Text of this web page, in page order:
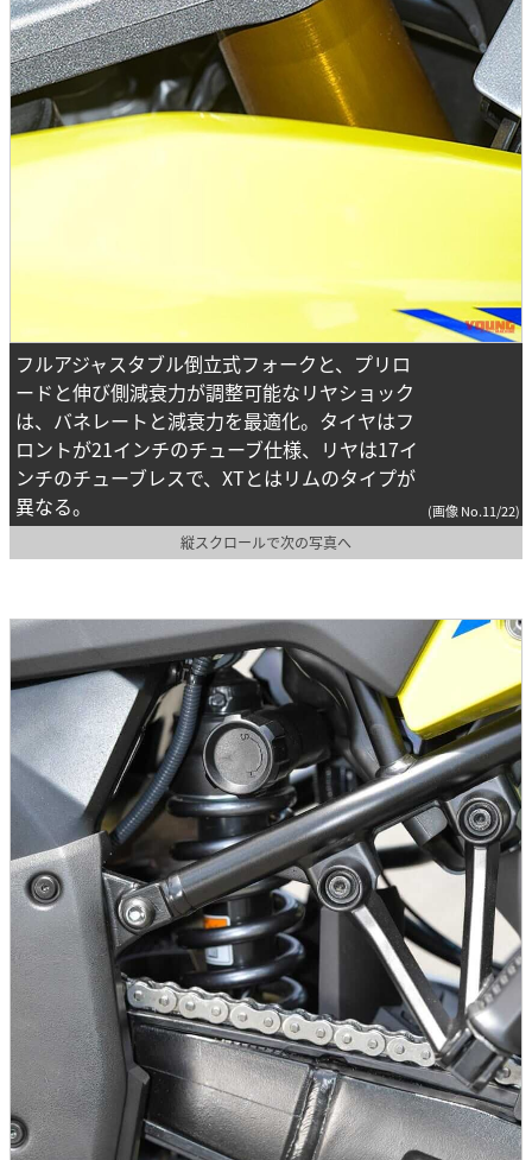
フルアジャスタブル倒立式フォークと、プリロ
ードと伸び側減衰力が調整可能なリヤショック
は、バネレートと減衰力を最適化。タイヤはフ
ロントが21インチのチューブ仕様、リヤは17イ
ンチのチューブレスで、XTとはリムのタイプが
異なる。
(画像 No.11/22)
縦スクロールで次の写真へ